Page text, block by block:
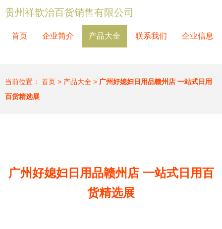
贵州祥歆治百货销售有限公司
首页 企业简介 产品大全 联系我们 企业信息
当前位置： 首页 > 产品大全 > 广州好媳妇日用品赣州店 一站式日用
百货精选展
广州好媳妇日用品赣州店 一站式日用百
货精选展